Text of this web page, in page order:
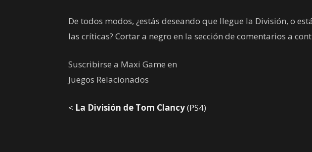
De todos modos, ¿estás deseando que llegue la División, o
las críticas? Cortar a negro en la sección de comentarios a
Suscribirse a Maxi Game en
Juegos Relacionados
< La División de Tom Clancy(PS4)